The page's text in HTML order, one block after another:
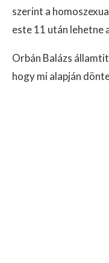
szerint a
este 11 után lehetne
Orbán Balázs
hogy mi alapján